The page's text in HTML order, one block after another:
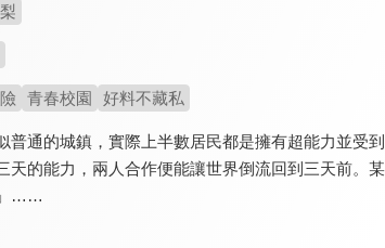
青春校園 好料不藏私
普通的城鎮，實際上半數居民都是擁有超能力並受
天的能力，兩人合作便能讓世界倒流回到三天前。
」……